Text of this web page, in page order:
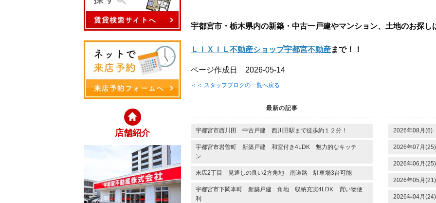
宇都宮市・栃木県内の新築・中古一戸建やマンション、土地のお探し
ＬＩＸＩＬ不動産ショップ宇都宮不動産まで！！
ページ作成日 2026-05-14
＜＜ スタッフブログの一覧へ戻る
最新の記事
宇都宮市西川田 中古戸建 西川田駅まで徒歩約１２分！
宇都宮市岩曽町 新築戸建 和室付き4LDK 魅力的なキッチ
ン
末広2丁目 見通しの良い2方角地 南道路 駐車場3台可能
宇都宮市下岡本町 新築戸建 角地 収納充実4LDK 買い物便
利
2026年08月(6)
2026年07月(25)
2026年06月(25)
2026年05月(21)
2026年04月(24)
店舗紹介